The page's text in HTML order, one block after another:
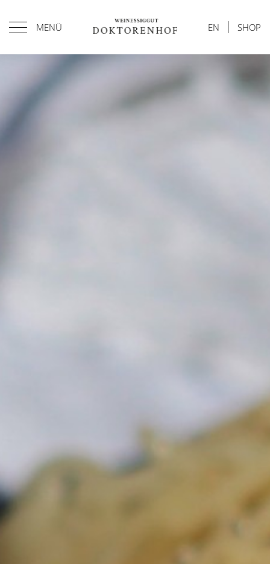
MENÜ EN SHOP